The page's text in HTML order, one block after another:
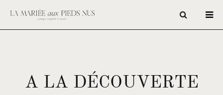
A LA DÉCOUVERTE